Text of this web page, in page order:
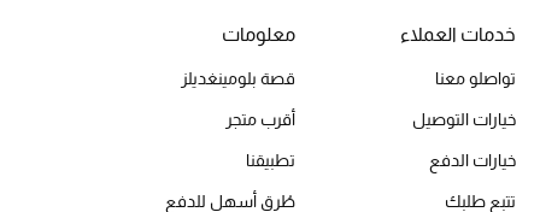
جميع الملابس النسائية
جميع الأحذية النسائية
جميع الإكسسورات النسائية
خدمات العملاء
تواصلو معنا
خيارات التوصيل
خيارات الدفع
تتبع طلبك
معلومات
قصة بلومينغديلز
أقرب متجر
تطبيقنا
طُرق أسهل للدفع